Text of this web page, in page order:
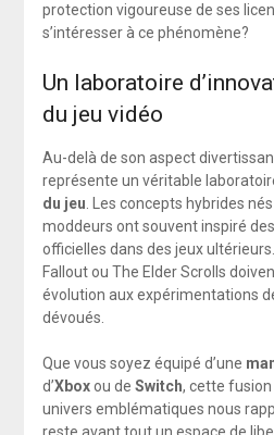
protection vigoureuse de ses
s’intéresser à ce phénomène?
Un laboratoire
du jeu vidéo
Au-delà de son aspect
représente un véritable
du jeu. Les concepts hybrides
moddeurs ont souvent inspiré
officielles dans des jeux
Fallout ou The Elder Scrolls
évolution aux expérimentations
dévoués.
Que vous soyez équipé d’une
d’Xboxou de Switch, cette
univers emblématiques nous